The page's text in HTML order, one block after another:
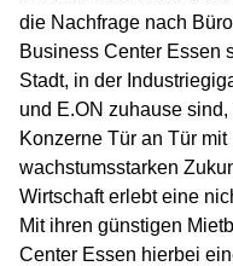
die Nachfrage nach
Business Center Essen
Stadt, in der
und E.ON zuhause
Konzerne Tür an Tür
wachstumsstarken
Wirtschaft erlebt eine
Mit ihren günstigen
Center Essen hierbei